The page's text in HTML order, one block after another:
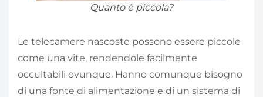
Quanto è piccola?
Le telecamere nascoste possono essere piccole
come una vite, rendendole facilmente
occultabili ovunque. Hanno comunque bisogno
di una fonte di alimentazione e di un sistema di